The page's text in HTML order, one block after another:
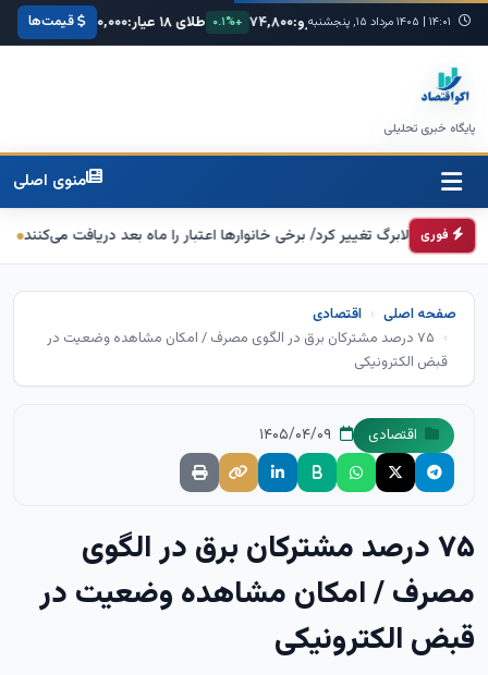
۱۴:۰۱ | ۱۴۰۵ مرداد ۱۵, پنجشنبه ۶۸,۴۲۰ +۰.۳% یورو:۷۴,۸۰۰ +۰.۱% طلای ۱۸ عیار: ۳,۸۵۰,۰۰۰ +۱.۲% سکه امامی:
قیمت‌ها
پایگاه خبری تحلیلی
منوی اصلی
فوری
تغییر کرد/ برخی خانوارها اعتبار را ماه بعد دریافت می‌کنند تکذیب اعمال ضریب ۲.۷ برای اینترنت
صفحه اصلی
اقتصادی
۷۵ درصد مشترکان برق در الگوی مصرف / امکان مشاهده وضعیت در
قبض الکترونیکی
اقتصادی
۷۵ درصد مشترکان برق در الگوی
مصرف / امکان مشاهده وضعیت در
قبض الکترونیکی